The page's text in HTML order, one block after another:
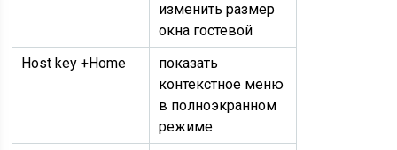
изменить размер
окна гостевой
Host key +Home
показать
контекстное меню
в полноэкранном
режиме